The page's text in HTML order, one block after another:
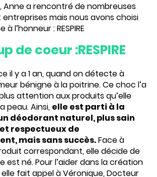
Anne a rencontré de nombreuses
mais nous avons choisi
l’honneur : RESPIRE
de coeur :RESPIRE
il y a 1 an, quand on détecte à
bénigne à la poitrine. Ce choc l’a
attention aux produits qu’elle
peau. Ainsi, elle est parti à la
déodorant naturel, plus sain
respectueux de
mais sans succès.Face à
correspondant, elle décide de
est né. Pour l’aider dans la création
fait appel à Véronique, Docteur